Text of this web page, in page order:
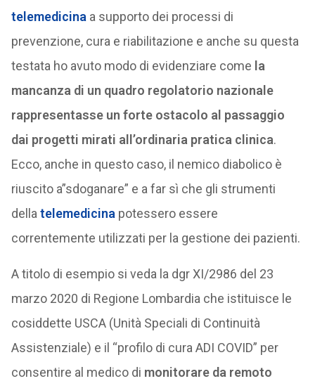
telemedicina a supporto dei processi di
prevenzione, cura e riabilitazione e anche su questa
testata ho avuto modo di evidenziare come la
mancanza di un quadro regolatorio nazionale
rappresentasse un forte ostacolo al passaggio
dai progetti mirati all’ordinaria pratica clinica.
Ecco, anche in questo caso, il nemico diabolico è
riuscito a”sdoganare” e a far sì che gli strumenti
della telemedicina potessero essere
correntemente utilizzati per la gestione dei pazienti.
A titolo di esempio si veda la dgr XI/2986 del 23
marzo 2020 di Regione Lombardia che istituisce le
cosiddette USCA (Unità Speciali di Continuità
Assistenziale) e il “profilo di cura ADI COVID” per
consentire al medico di monitorare da remoto